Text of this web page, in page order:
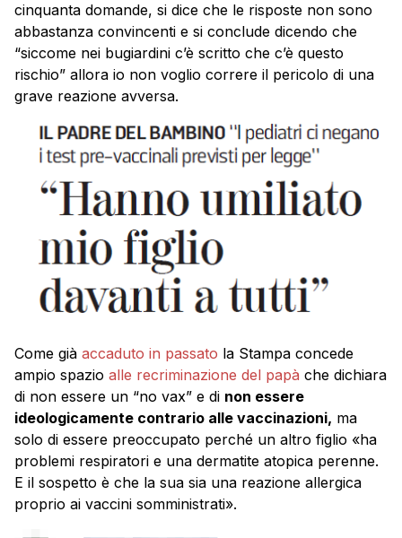
cinquanta domande, si dice che le risposte non sono
abbastanza convincenti e si conclude dicendo che
“siccome nei bugiardini c’è scritto che c’è questo
rischio” allora io non voglio correre il pericolo di una
grave reazione avversa.
Come già accaduto in passato la Stampa concede
ampio spazio alle recriminazione del papà che dichiara
di non essere un “no vax” e di non essere
ideologicamente contrario alle vaccinazioni, ma
solo di essere preoccupato perché un altro figlio «ha
problemi respiratori e una dermatite atopica perenne.
E il sospetto è che la sua sia una reazione allergica
proprio ai vaccini somministrati».